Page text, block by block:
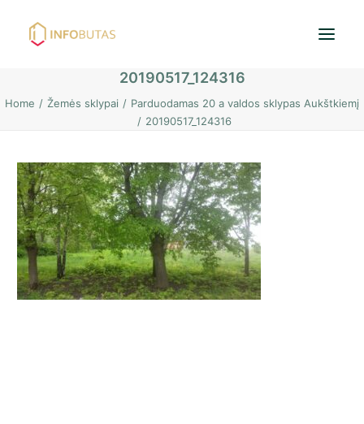
Pradžia
Namai / Kotedžai
Žemės sklypai
Nuoma
PASKOLOS
20190517_124316
Home Žemės sklypai
Parduodamas 20 a valdos sklypas Aukštkiemį
20190517_124316